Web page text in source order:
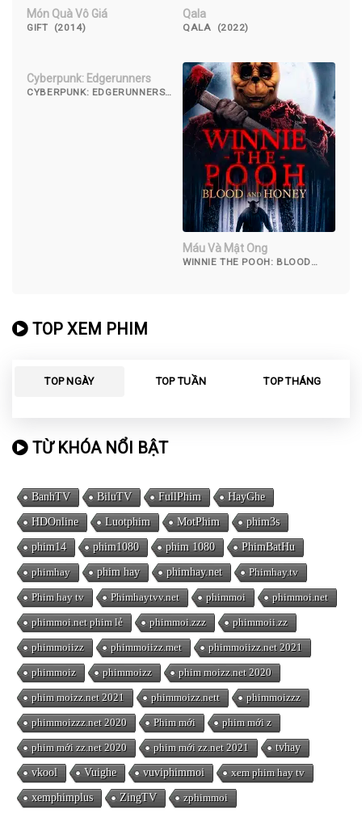
Món Quà Vô Giá
GIFT (2014)
Qala
QALA (2022)
Cyberpunk: Edgerunners
CYBERPUNK: EDGERUNNERS
Máu Và Mật Ong
WINNIE THE POOH: BLOOD
TOP XEM PHIM
TOP NGÀY TOP TUẦN TOP THÁNG
TỪ KHÓA NỔI BẬT
BanhTV BiluTV FullPhim HayGhe
HDOnline Luotphim MotPhim phim3s
phim14 phim1080 phim 1080 PhimBatHu
phimhay phim hay phimhay.net Phimhay.tv
Phim hay tv Phimhaytvv.net phimmoi phimmoi.net
phimmoi.net phim lẻ phimmoi.zzz phimmoii.zz
phimmoiizz phimmoiizz.met phimmoiizz.net 2021
phimmoiz phimmoizz phim moizz.net 2020
phim moizz.net 2021 phimmoizz.nett phimmoizzz
phimmoizzz.net 2020 Phim mới phim mới z
phim mới zz.net 2020 phim mới zz.net 2021 tvhay
vkool Vuighe vuviphimmoi xem phim hay tv
xemphimplus ZingTV zphimmoi